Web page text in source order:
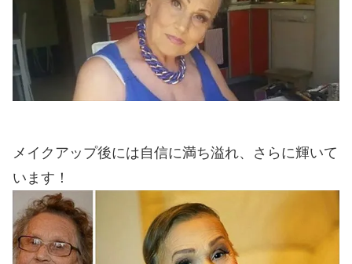
メイクアップ後には自信に満ち溢れ、さらに輝いて
います！